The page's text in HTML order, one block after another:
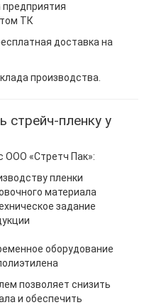
ТК
доставка на
производства.
стрейч-пленку у
ООО «Стретч Пак»:
пленки
материала
задание
оборудование
позволяет снизить
и обеспечить